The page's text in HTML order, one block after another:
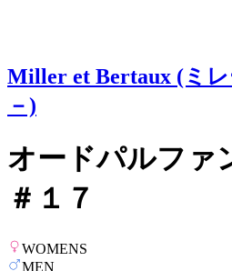
Miller et Bertaux (ミ
－)
オードパルフ
＃１７
WOMENS
MEN